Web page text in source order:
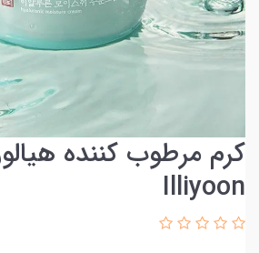
کرم مرطوب کننده
Illiyoon